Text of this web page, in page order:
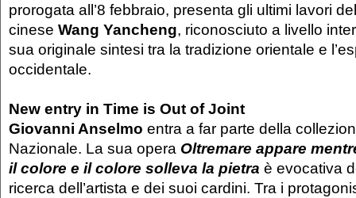
prorogata all’8 febbraio, presenta gli ultimi lavori
cinese Wang Yancheng, riconosciuto a livello
sua originale sintesi tra la tradizione orientale e
occidentale.
New entry in Time is Out of Joint
Giovanni Anselmo entra a far parte della
Nazionale. La sua opera Oltremare appare
il colore e il colore solleva la pietra è evocativa
ricerca dell’artista e dei suoi cardini. Tra i